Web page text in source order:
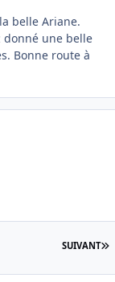
belle Ariane.
donné une belle
Bonne route à
SUIVANT